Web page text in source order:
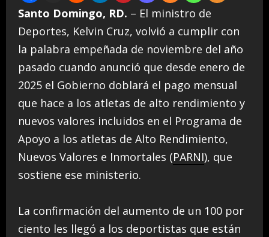
Santo Domingo, RD. – El ministro de
Deportes, Kelvin Cruz, volvió a cumplir con
la palabra empeñada de noviembre del año
pasado cuando anunció que desde enero de
2025 el Gobierno doblará el pago mensual
que hace a los atletas de alto rendimiento y
nuevos valores incluidos en el Programa de
Apoyo a los atletas de Alto Rendimiento,
Nuevos Valores e Inmortales (PARNI), que
sostiene ese ministerio.
La confirmación del aumento de un 100 por
ciento les llegó a los deportistas que están